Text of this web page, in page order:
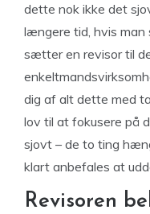
dette nok ikke det
længere tid, hvis man
sætter en revisor til
dig af alt dette med
lov til at fokusere på
sjovt – de to ting
klart anbefales at
Revisoren